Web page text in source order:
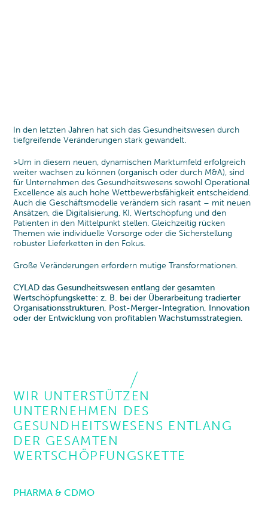
Produktentwicklung
Kosten & cash management
Operations & Supply Chain
Effizienz- & Performance-Management
Prozessoptimierung
Data & Analytics
ENERGIE- UND
VERSORGUNGSWIRTSCHAFT
BAUWESEN, IMMOBILIEN UND
INFRASTRUKTUR
CYLAD-STIFTUNG
In den letzten Jahren hat sich das Gesundheitswesen durch
tiefgreifende Veränderungen stark gewandelt.
>Um in diesem neuen, dynamischen Marktumfeld erfolgreich
weiter wachsen zu können (organisch oder durch M&A), sind
für Unternehmen des Gesundheitswesens sowohl Operational
Excellence als auch hohe Wettbewerbsfähigkeit entscheidend.
Auch die Geschäftsmodelle verändern sich rasant – mit neuen
Ansätzen, die Digitalisierung, KI, Wertschöpfung und den
Patienten in den Mittelpunkt stellen. Gleichzeitig rücken
Themen wie individuelle Vorsorge oder die Sicherstellung
robuster Lieferketten in den Fokus.
Große Veränderungen erfordern mutige Transformationen.
CYLAD das Gesundheitswesen entlang der gesamten
Wertschöpfungskette: z. B. bei der Überarbeitung tradierter
Organisationsstrukturen, Post-Merger-Integration, Innovation
oder der Entwicklung von profitablen Wachstumsstrategien.
WIR UNTERSTÜTZEN
UNTERNEHMEN DES
GESUNDHEITSWESENS ENTLANG
DER GESAMTEN
WERTSCHÖPFUNGSKETTE
PHARMA & CDMO